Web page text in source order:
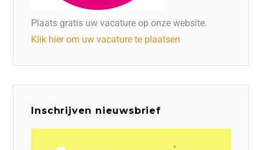
Plaats gratis uw vacature op onze website.
Klik hier om uw vacature te plaatsen
Inschrijven nieuwsbrief